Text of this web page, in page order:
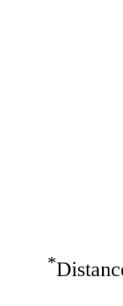
*